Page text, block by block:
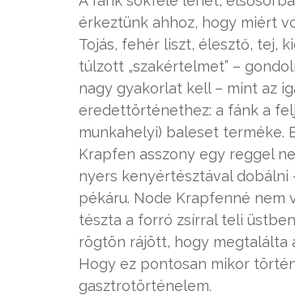
érkeztünk ahhoz, hogy miért
Tojás, fehér liszt, élesztő, tej,
túlzott „szakértelmet” –
nagy gyakorlat kell – mint az
eredettörténethez: a fánk a
munkahelyi) baleset
Krapfen asszony egy reggel
nyers kenyértésztával dobálni
pékáru. Node Krapfenné nem
tészta a forró zsírral teli
rögtön rájött, hogy megtalálta
Hogy ez pontosan mikor
gasztrotörténelem.